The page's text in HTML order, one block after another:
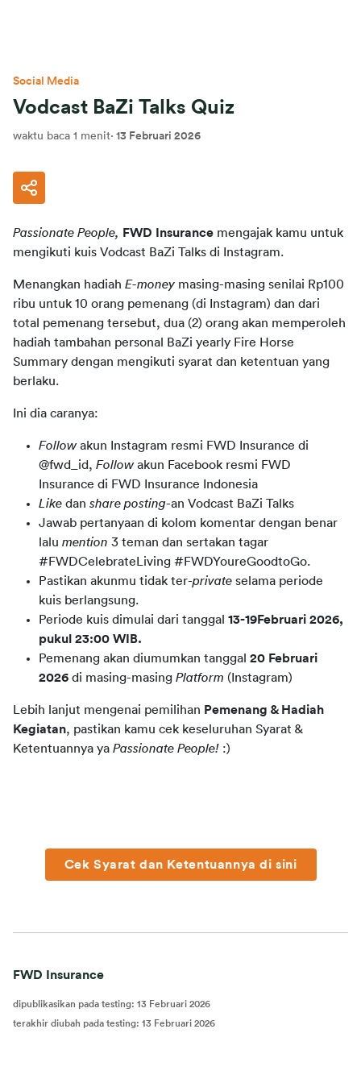
Social Media
Vodcast BaZi Talks Quiz
waktu baca 1 menit· 13 Februari 2026
Passionate People, FWD Insurance mengajak kamu untuk
mengikuti kuis Vodcast BaZi Talks di Instagram.
Menangkan hadiah E-money masing-masing senilai Rp100
ribu untuk 10 orang pemenang (di Instagram) dan dari
total pemenang tersebut, dua (2) orang akan memperoleh
hadiah tambahan personal BaZi yearly Fire Horse
Summary dengan mengikuti syarat dan ketentuan yang
berlaku.
Ini dia caranya:
Followakun Instagram resmi FWD Insurance di
@fwd_id, Followakun Facebook resmi FWD
Insurance di FWD Insurance Indonesia
Like dan share posting-an Vodcast BaZi Talks
Jawab pertanyaan di kolom komentar dengan benar
lalu mention 3 teman dan sertakan tagar
#FWDCelebrateLiving #FWDYoureGoodtoGo.
Pastikan akunmu tidak ter-private selama periode
kuis berlangsung.
Periode kuis dimulai dari tanggal 13-19Februari 2026,
pukul 23:00 WIB.
Pemenang akan diumumkan tanggal 20 Februari
2026 di masing-masing Platform (Instagram)
Lebih lanjut mengenai pemilihan Pemenang & Hadiah
Kegiatan, pastikan kamu cek keseluruhan Syarat &
Ketentuannya ya Passionate People! :)
Cek Syarat dan Ketentuannya di sini
FWD Insurance
dipublikasikan pada testing: 13 Februari 2026
terakhir diubah pada testing: 13 Februari 2026